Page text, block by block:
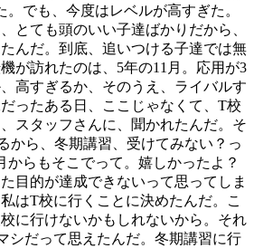
。でも、今度はレベルが高すぎた。
とても頭のいい子達ばかりだから、
んだ。到底、追いつける子達では無
が訪れたのは、5年の11月。応用が3
高すぎるか、そのうえ、ライバルす
ったある日、ここじゃなくて、T校
スタッフさんに、聞かれたんだ。そ
から、冬期講習、受けてみない？っ
からもそこでって。嬉しかったよ？
目的が達成できないって思ってしま
はT校に行くことに決めたんだ。こ
に行けないかもしれないから。それ
シだって思えたんだ。冬期講習に行